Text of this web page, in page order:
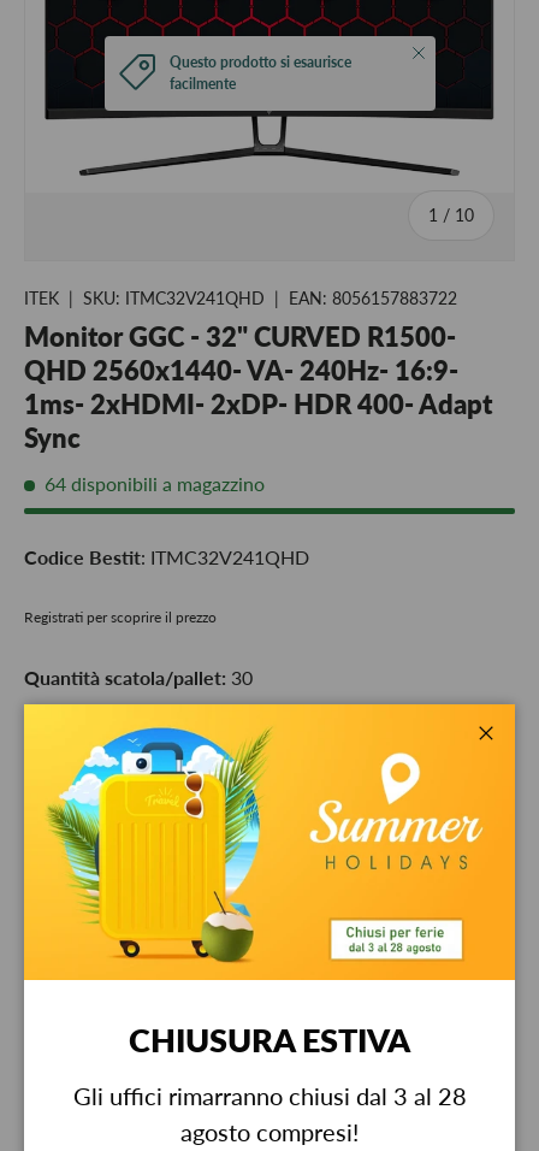
1 / di
10
Questo prodotto si esaurisce
facilmente
Chiudi
ITEK | SKU: ITMC32V241QHD | EAN: 8056157883722
Monitor GGC - 32" CURVED R1500-
QHD 2560x1440- VA- 240Hz- 16:9-
1ms- 2xHDMI- 2xDP- HDR 400- Adapt
Sync
64 disponibili a magazzino
Codice Bestit: ITMC32V241QHD
Registrati per scoprire il prezzo
Quantità scatola/pallet: 30
+
Ritiro disponibile presso Bestit srl
Di solito pronto in 24 ore
Visualizza informazioni sul negozio
Garanzia
CHIUSURA ESTIVA
Gli uffici rimarranno chiusi dal 3 al 28
agosto compresi!